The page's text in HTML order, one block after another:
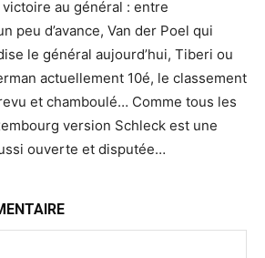
au général : entre
peu d’avance, Van der Poel qui
le général aujourd’hui, Tiberi ou
actuellement 10é, le classement
et chamboulé… Comme tous les
version Schleck est une
ouverte et disputée…